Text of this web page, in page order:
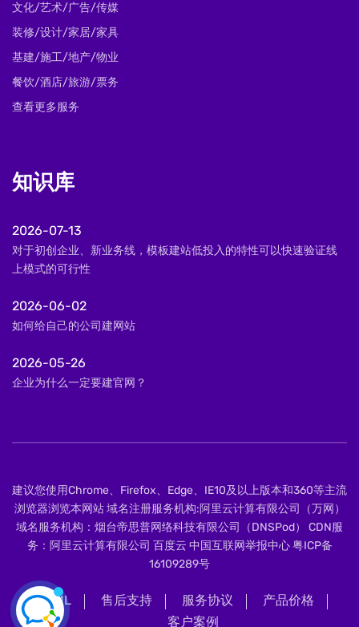
文化/艺术/广告/传媒
装修/设计/家居/家具
基建/施工/地产/物业
餐饮/酒店/旅游/票务
查看更多服务
知识库
2026-07-13
对于初创企业、新业务线，模板建站低投入的特性可以快速验证线
上模式的可行性
2026-06-02
如何给自己的公司建网站
2026-05-26
企业为什么一定要建官网？
建议您使用Chrome、Firefox、Edge、IE10及以上版本和360等主流
浏览器浏览本网站 域名注册服务机构:阿里云计算有限公司（万网）
域名服务机构：烟台帝思普网络科技有限公司（DNSPod） CDN服
务：阿里云计算有限公司 百度云 中国互联网举报中心粤ICP备
16109289号
XML 售后支持 服务协议
产品价格
客户案例